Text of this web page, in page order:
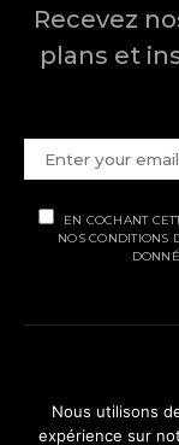
Recevez
plans et
EN COCHANT
NOS CONDITIONS
MENTIONS
POLITIQUE
Nous utilisons
expérience sur